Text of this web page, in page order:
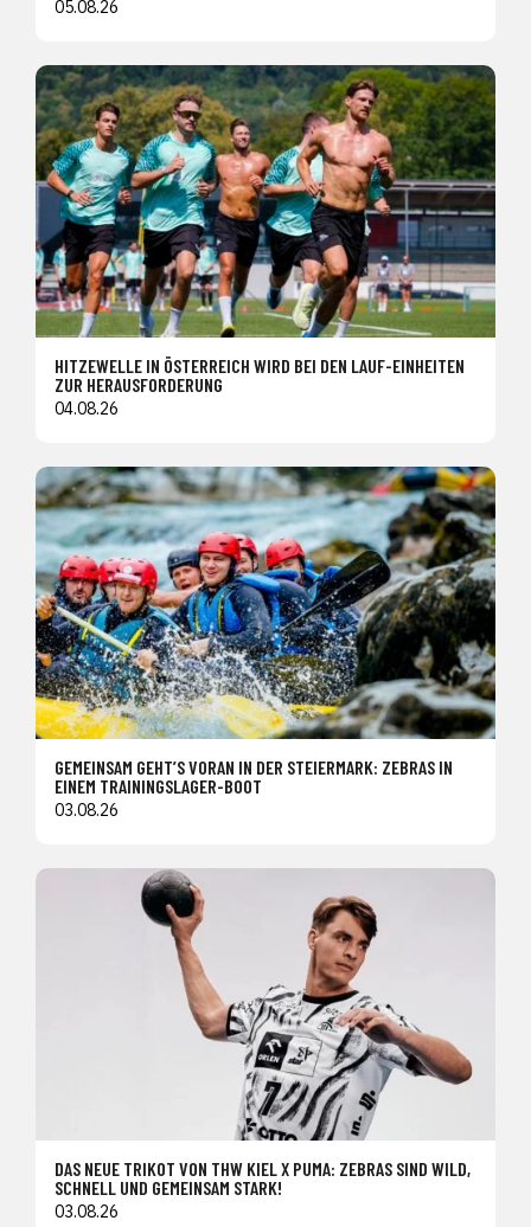
05.08.26
HITZEWELLE IN ÖSTERREICH WIRD BEI DEN LAUF-EINHEITEN
ZUR HERAUSFORDERUNG
04.08.26
GEMEINSAM GEHT’S VORAN IN DER STEIERMARK: ZEBRAS IN
EINEM TRAININGSLAGER-BOOT
03.08.26
DAS NEUE TRIKOT VON THW KIEL X PUMA: ZEBRAS SIND WILD,
SCHNELL UND GEMEINSAM STARK!
03.08.26